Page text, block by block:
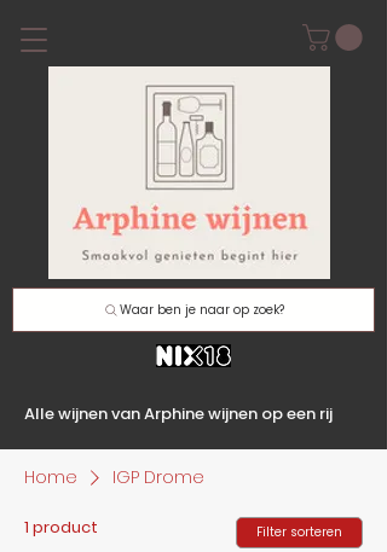
Waar ben je naar op zoek?
Alle wijnen van Arphine wijnen op een rij
Home IGP Drome
1 product Filter sorteren